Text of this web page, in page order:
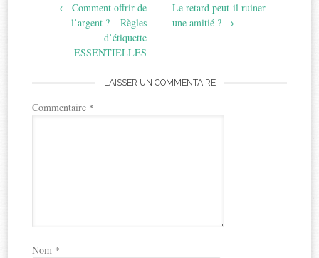
navigation
← Comment offrir de
l’argent ? – Règles
d’étiquette
ESSENTIELLES
Le retard peut-il ruiner
une amitié ? →
LAISSER UN COMMENTAIRE
Commentaire *
Nom *